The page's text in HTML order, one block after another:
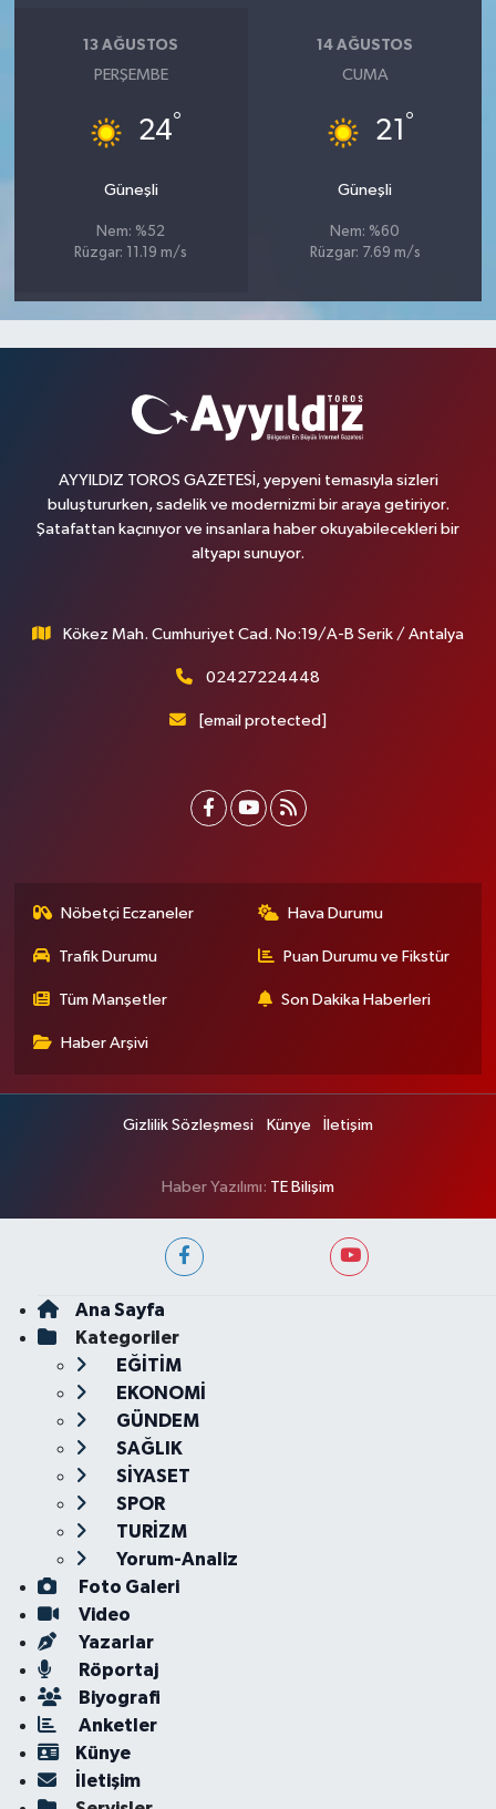
13 AĞUSTOS
PERŞEMBE
24°
Güneşli
Nem: %52
Rüzgar: 11.19 m/s
14 AĞUSTOS
CUMA
21 °
Güneşli
Nem: %60
Rüzgar: 7.69 m/s
AYYILDIZ TOROS GAZETESİ, yepyeni temasıyla sizleri
buluştururken, sadelik ve modernizmi bir araya getiriyor.
Şatafattan kaçınıyor ve insanlara haber okuyabilecekleri bir
altyapı sunuyor.
Kökez Mah. Cumhuriyet Cad. No:19/A-B Serik / Antalya
02427224448
[email protected]
Nöbetçi Eczaneler Hava Durumu
Trafik Durumu Puan Durumu ve Fikstür
Tüm Manşetler Son Dakika Haberleri
Haber Arşivi
Gizlilik Sözleşmesi Künye İletişim
Haber Yazılımı: TE Bilişim
Ana Sayfa
Kategoriler
EĞİTİM
EKONOMİ
GÜNDEM
SAĞLIK
SİYASET
SPOR
TURİZM
Yorum-Analiz
Foto Galeri
Video
Yazarlar
Röportaj
Biyografi
Anketler
Künye
İletişim